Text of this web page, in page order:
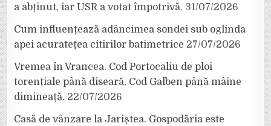
a abținut, iar USR a votat împotrivă. 31/07/2026
Cum influențează adâncimea sondei sub oglinda
apei acuratețea citirilor batimetrice 27/07/2026
Vremea în Vrancea. Cod Portocaliu de ploi
torențiale până diseară, Cod Galben până mâine
dimineață. 22/07/2026
Casă de vânzare la Jariștea. Gospodăria este